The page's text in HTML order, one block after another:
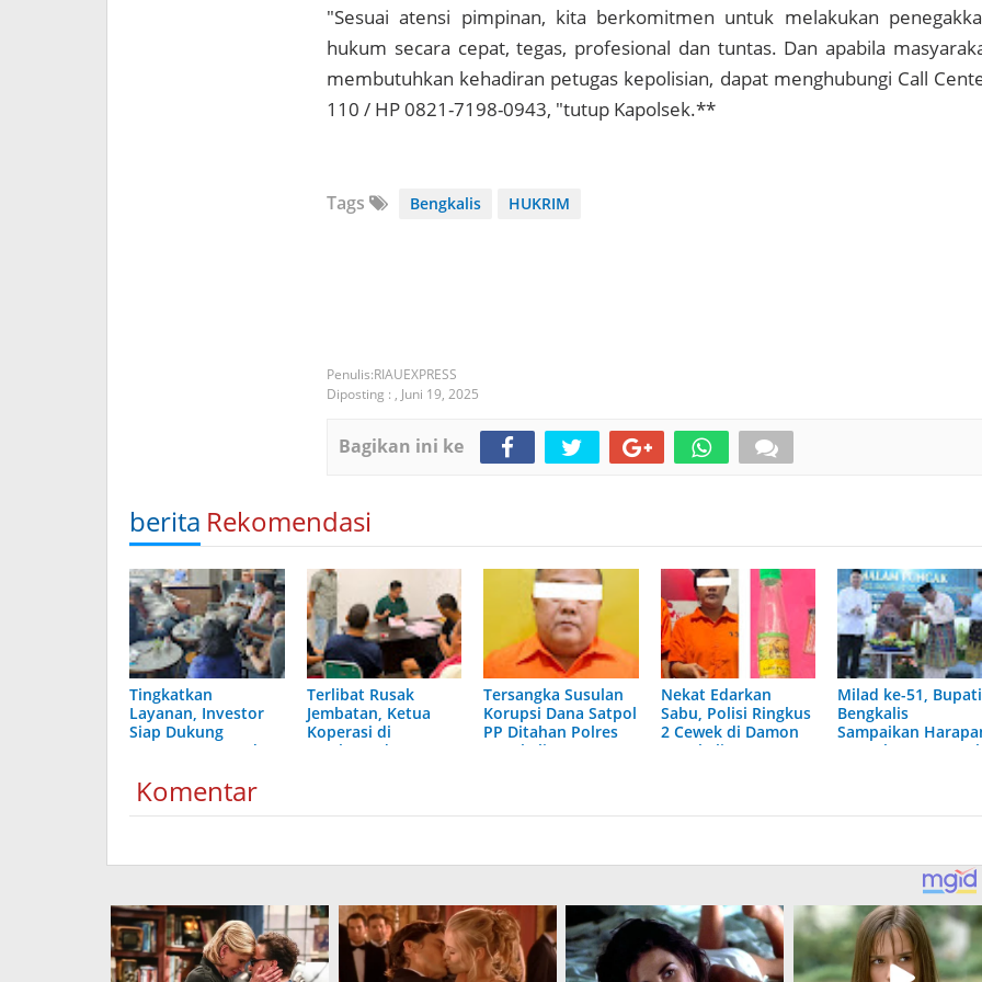
"Sesuai atensi pimpinan, kita berkomitmen untuk melakukan
hukum secara cepat, tegas, profesional dan tuntas. Dan apabila
membutuhkan kehadiran petugas kepolisian, dapat menghubungi Call
110 / HP 0821-7198-0943, "tutup Kapolsek.**
Tags Bengkalis HUKRIM
RIAUEXPRESS
Diposting : , Juni 19, 2025
Bagikan ini ke
berita Rekomendasi
Tingkatkan
Layanan, Investor
Siap Dukung
Program Perumda
Terlibat Rusak
Jembatan, Ketua
Koperasi di
Jangkang dan 3
Tersangka Susulan
Korupsi Dana Satpol
PP Ditahan Polres
Bengkalis
Nekat Edarkan
Sabu, Polisi Ringkus
2 Cewek di Damon
Bengkalis
Milad ke-51, Bupati
Bengkalis
Sampaikan
Besar ke MUI untuk
Komentar